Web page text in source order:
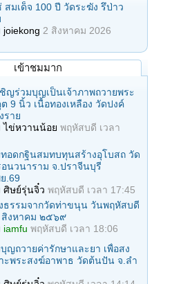
สมเด็จ 100 ปี วัดระฆัง รึป่าว
joiekong 2 สิงหาคม 2026
เข้าชมมาก
ญร่วมบุญเป็นเจ้าภาพถวายพระ
9 นิ้ว เนื้อทองเหลือง วัดปงค์
ราย
ไข่หวานน้อย พฤหัสบดี เวลา
อดกฐินสมทบทุนสร้างอุโบสถ วัด
นวนาราม จ.ปราจีนบุรี
.69
ศิษย์รุ่นจิ๋ว พฤหัสบดี เวลา 17:45
ธรรมจากวัดท่าขนุน วันพฤหัสบดี
งหาคม ๒๕๖๙
iamfu พฤหัสบดี เวลา 18:06
ญถวายค่ารักษาและยา เพื่อสง
ะพระสงฆ์อาพาธ วัดต้นปัน จ.ลํา